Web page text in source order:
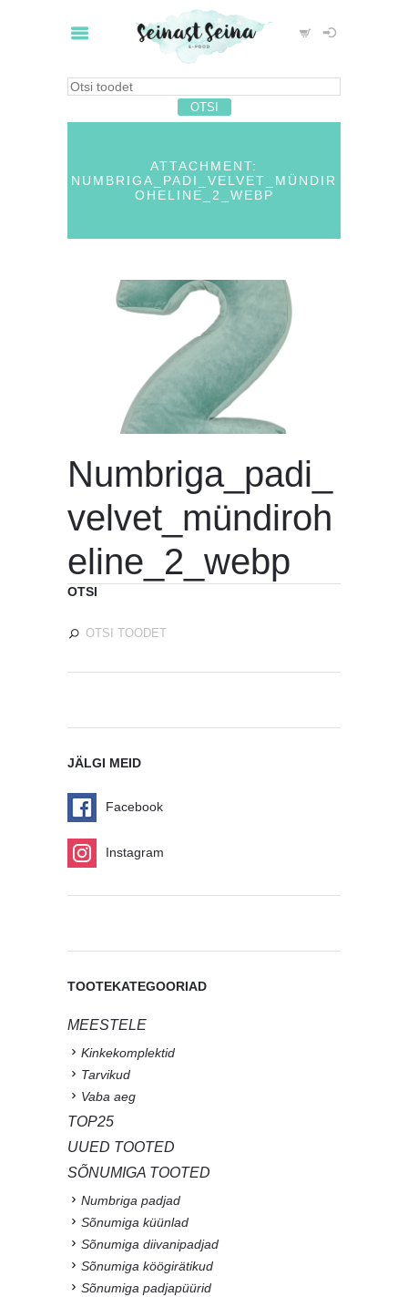
ATTACHMENT:
NUMBRIGA_PADI_VELVET_MÜNDIR
OHELINE_2_WEBP
Numbriga_padi_
velvet_mündiroh
eline_2_webp
OTSI
JÄLGI MEID
Facebook
Instagram
TOOTEKATEGOORIAD
MEESTELE
Kinkekomplektid
Tarvikud
Vaba aeg
TOP25
UUED TOOTED
SÕNUMIGA TOOTED
Numbriga padjad
Sõnumiga küünlad
Sõnumiga diivanipadjad
Sõnumiga köögirätikud
Sõnumiga padjapüürid